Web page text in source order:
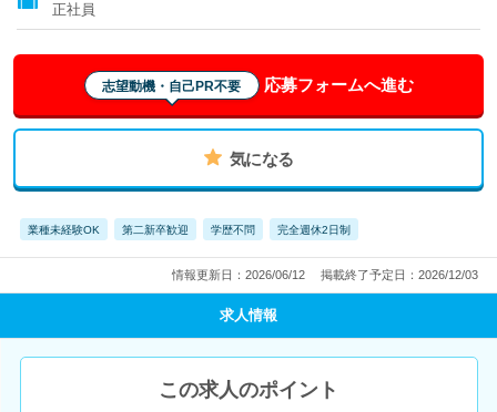
正社員
志望動機・自己PR不要 応募フォームへ進む
気になる
業種未経験OK 第二新卒歓迎 学歴不問 完全週休2日制
情報更新日：2026/06/12 掲載終了予定日：2026/12/03
求人情報
この求人のポイント